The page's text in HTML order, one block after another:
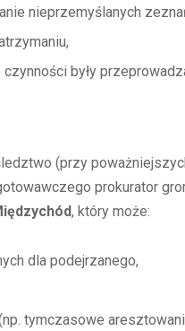
nieprzemyślanych
były
(przy
prokurator
, który może:
dla podejrzanego,
tymczasowe